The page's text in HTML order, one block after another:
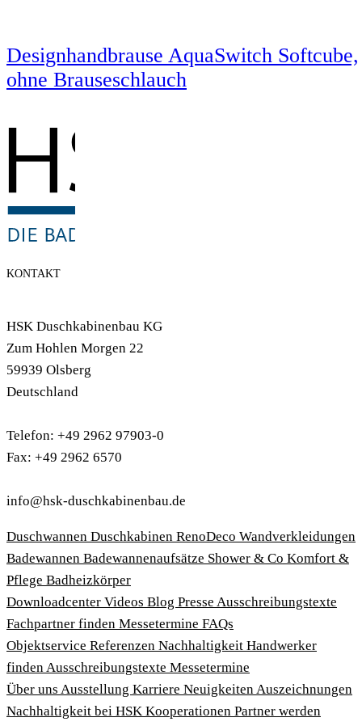
Designhandbrause AquaSwitch Softcube,
ohne Brauseschlauch
KONTAKT
HSK Duschkabinenbau KG
Zum Hohlen Morgen 22
59939 Olsberg
Deutschland
Telefon: +49 2962 97903-0
Fax: +49 2962 6570
info@hsk-duschkabinenbau.de
Duschwannen Duschkabinen RenoDeco Wandverkleidungen
Badewannen Badewannenaufsätze Shower & Co Komfort &
Pflege Badheizkörper
Download­center Videos Blog Presse Ausschreibungstexte
Fachpartner finden Messetermine FAQs
Objektservice Referenzen Nachhaltigkeit Handwerker
finden Ausschreibungstexte Messetermine
Über uns Ausstellung Karriere Neuigkeiten Auszeichnungen
Nachhaltigkeit bei HSK Kooperationen Partner werden